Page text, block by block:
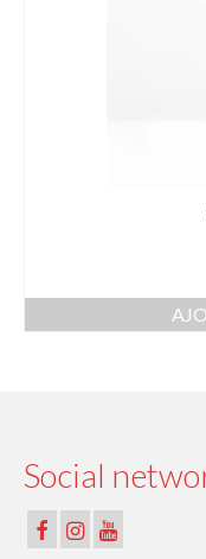
LCL –
Social